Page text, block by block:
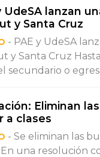
UdeSA lanzan
y Santa Cruz
- PAE y UdeSA
y Santa Cruz
secundario o
Eliminan
a clases
- Se eliminan las
En una resolución